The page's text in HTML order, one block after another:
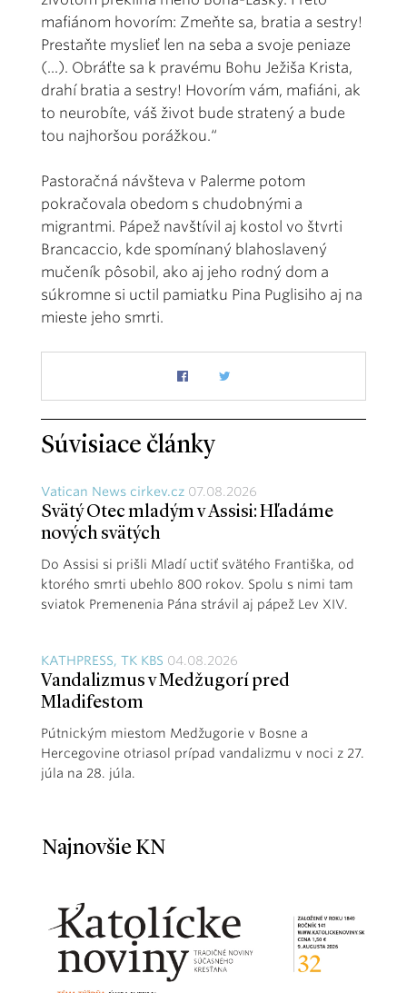
mafiánom hovorím: Zmeňte sa, bratia a sestry!
Prestaňte myslieť len na seba a svoje peniaze
(...). Obráťte sa k pravému Bohu Ježiša Krista,
drahí bratia a sestry! Hovorím vám, mafiáni, ak
to neurobíte, váš život bude stratený a bude
tou najhoršou porážkou.“
Pastoračná návšteva v Palerme potom
pokračovala obedom s chudobnými a
migrantmi. Pápež navštívil aj kostol vo štvrti
Brancaccio, kde spomínaný blahoslavený
mučeník pôsobil, ako aj jeho rodný dom a
súkromne si uctil pamiatku Pina Puglisiho aj na
mieste jeho smrti.
Súvisiace články
Vatican News cirkev.cz 07.08.2026
Svätý Otec mladým v Assisi: Hľadáme
nových svätých
Do Assisi si prišli Mladí uctiť svätého Františka, od
ktorého smrti ubehlo 800 rokov. Spolu s nimi tam
sviatok Premenenia Pána strávil aj pápež Lev XIV.
KATHPRESS, TK KBS 04.08.2026
Vandalizmus v Medžugorí pred
Mladifestom
Pútnickým miestom Medžugorie v Bosne a
Hercegovine otriasol prípad vandalizmu v noci z 27.
júla na 28. júla.
Najnovšie KN